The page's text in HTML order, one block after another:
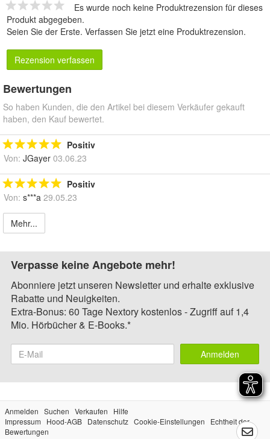
Es wurde noch keine Produktrezension für dieses
Produkt abgegeben.
Seien Sie der Erste. Verfassen Sie jetzt eine Produktrezension.
Rezension verfassen
Bewertungen
So haben Kunden, die den Artikel bei diesem Verkäufer gekauft
haben, den Kauf bewertet.
Positiv
Von: JGayer 03.06.23
Positiv
Von: s***a 29.05.23
Mehr...
Verpasse keine Angebote mehr!
Abonniere jetzt unseren Newsletter und erhalte exklusive
Rabatte und Neuigkeiten.
Extra-Bonus: 60 Tage Nextory kostenlos - Zugriff auf 1,4
Mio. Hörbücher & E-Books.*
Anmelden
Anmelden Suchen Verkaufen
Hilfe
Impressum
Hood-AGB Datenschutz Cookie-Einstellungen
Echtheit der
Bewertungen